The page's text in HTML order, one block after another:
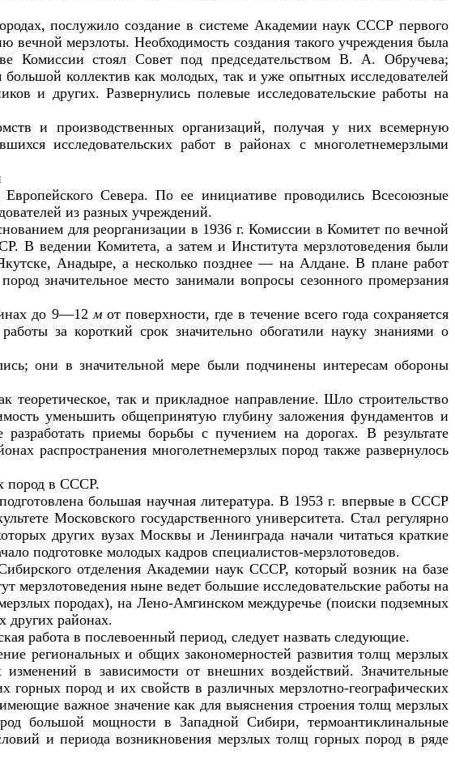
послужило создание в системе Академии наук СССР первого
мерзлоты. Необходимость создания такого учреждения была
Комиссии стоял Совет под председательством В. А. Обручева;
коллектив как молодых, так и уже опытных исследователей
и других. Развернулись полевые исследовательские работы на
и производственных организаций, получая у них всемерную
исследовательских работ в районах с многолетнемерзлыми
Севера. По ее инициативе проводились Всесоюзные
из разных учреждений.
для реорганизации в 1936 г. Комиссии в Комитет по вечной
В ведении Комитета, а затем и Института мерзлотоведения были
Анадыре, а несколько позднее — на Алдане. В плане работ
значительное место занимали вопросы сезонного промерзания
до 9—12 м от поверхности, где в течение всего года сохраняется
за короткий срок значительно обогатили науку знаниями о
они в значительной мере были подчинены интересам обороны
так и прикладное направление. Шло строительство
уменьшить общепринятую глубину заложения фундаментов и
приемы борьбы с пучением на дорогах. В результате
распространения многолетнемерзлых пород также развернулось
пород в СССР.
большая научная литература. В 1953 г. впервые в СССР
Московского государственного университета. Стал регулярно
других вузах Москвы и Ленинграда начали читаться краткие
подготовке молодых кадров специалистов-мерзлотоведов.
отделения Академии наук СССР, который возник на базе
ныне ведет большие исследовательские работы на
породах), на Лено-Амгинском междуречье (поиски подземных
других районах.
работа в послевоенный период, следует назвать следующие.
региональных и общих закономерностей развития толщ мерзлых
в зависимости от внешних воздействий. Значительные
пород и их свойств в различных мерзлотно-географических
важное значение как для выяснения строения толщ мерзлых
большой мощности в Западной Сибири, термоантиклинальные
и периода возникновения мерзлых толщ горных пород в ряде